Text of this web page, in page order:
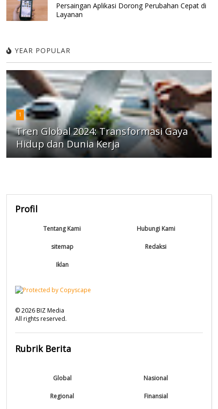
Persaingan Aplikasi Dorong Perubahan Cepat di
Layanan
YEAR POPULAR
1
Tren Global 2024: Transformasi Gaya
Hidup dan Dunia Kerja
Profil
Tentang Kami Hubungi Kami
sitemap Redaksi
Iklan
©2026BIZ Media
All rights reserved.
Rubrik Berita
Global Nasional
Regional Finansial